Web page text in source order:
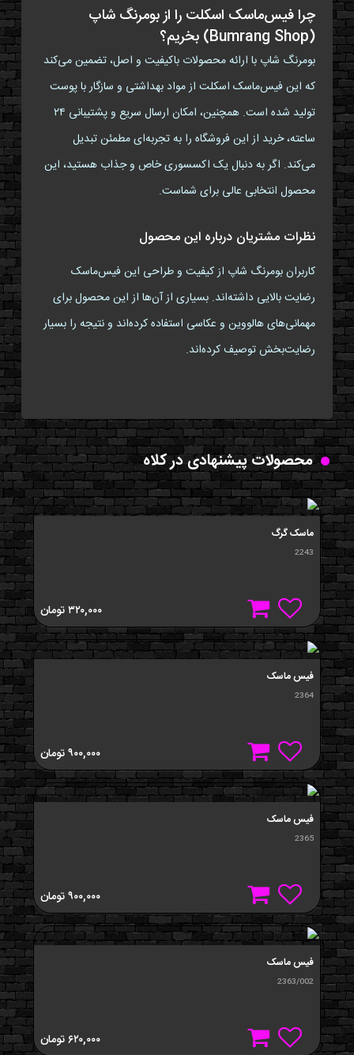
چرا فیس‌ماسک اسکلت را از بومرنگ شاپ
(Bumrang Shop) بخریم؟
بومرنگ شاپ با ارائه محصولات باکیفیت و اصل، تضمین می‌کند
که این فیس‌ماسک اسکلت از مواد بهداشتی و سازگار با پوست
تولید شده است. همچنین، امکان ارسال سریع و پشتیبانی ۲۴
ساعته، خرید از این فروشگاه را به تجربه‌ای مطمئن تبدیل
می‌کند. اگر به دنبال یک اکسسوری خاص و جذاب هستید، این
محصول انتخابی عالی برای شماست.
نظرات مشتریان درباره این محصول
کاربران بومرنگ شاپ از کیفیت و طراحی این فیس‌ماسک
رضایت بالایی داشته‌اند. بسیاری از آن‌ها از این محصول برای
مهمانی‌های هالووین و عکاسی استفاده کرده‌اند و نتیجه را بسیار
رضایت‌بخش توصیف کرده‌اند.
محصولات پیشنهادی در کلاه
ماسک گرگ
2243
۳۲۰,۰۰۰تومان
فیس ماسک
2364
۹۰۰,۰۰۰تومان
فیس ماسک
2365
۹۰۰,۰۰۰تومان
فيس ماسک
2363/002
۶۲۰,۰۰۰تومان